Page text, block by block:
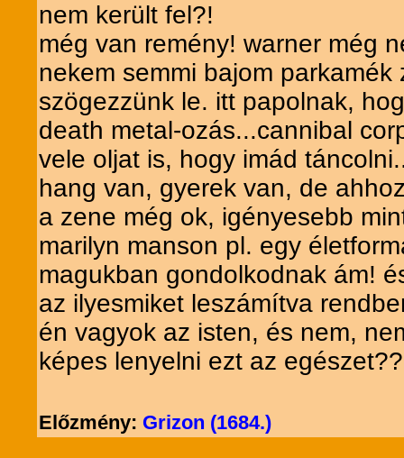
nem került fel?!
még van remény! warner még
nekem semmi bajom
szögezzünk le. itt papolnak,
death metal-ozás...cannibal
vele oljat is, hogy imád
hang van, gyerek van, de
a zene még ok, igényesebb
marilyn manson pl. egy
magukban gondolkodnak ám!
az ilyesmiket leszámítva
én vagyok az isten, és nem,
képes lenyelni ezt az egészet??
Előzmény: Grizon (1684.)